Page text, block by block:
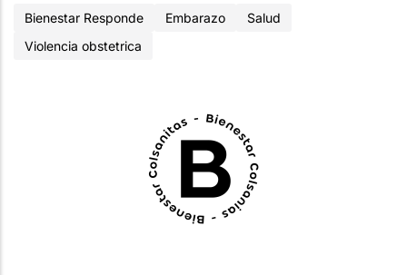
Bienestar Responde Embarazo
Salud
Violencia obstetrica